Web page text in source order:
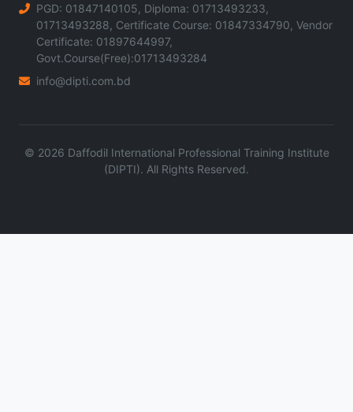
PGD: 01847140105, Diploma: 01713493233,
01713493288, Certificate Course: 01847334790, Vendor
Certificate: 01897644997,
Govt.Course(Free):01713493284
info@dipti.com.bd
© 2026 Daffodil International Professional Training Institute
(DIPTI). All Rights Reserved.